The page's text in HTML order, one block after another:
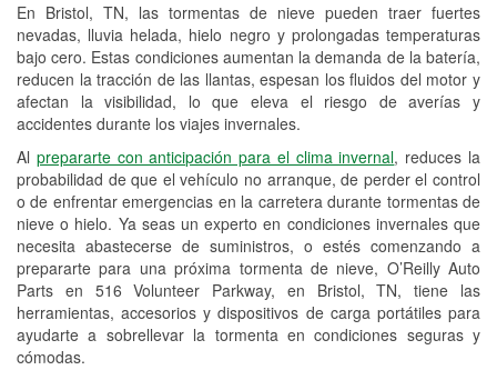
En Bristol, TN, las tormentas de nieve pueden traer fuertes
nevadas, lluvia helada, hielo negro y prolongadas temperaturas
bajo cero. Estas condiciones aumentan la demanda de la batería,
reducen la tracción de las llantas, espesan los fluidos del motor y
afectan la visibilidad, lo que eleva el riesgo de averías y
accidentes durante los viajes invernales.
Al prepararte con anticipación para el clima invernal, reduces la
probabilidad de que el vehículo no arranque, de perder el control
o de enfrentar emergencias en la carretera durante tormentas de
nieve o hielo. Ya seas un experto en condiciones invernales que
necesita abastecerse de suministros, o estés comenzando a
prepararte para una próxima tormenta de nieve, O’Reilly Auto
Parts en 516 Volunteer Parkway, en Bristol, TN, tiene las
herramientas, accesorios y dispositivos de carga portátiles para
ayudarte a sobrellevar la tormenta en condiciones seguras y
cómodas.
Programa de Préstamo de
Herramientas
Mezcla de pinturas
Rectificación de tambores y discos de
freno
Mangueras hidráulicas a la medida
Hurricane Supplies
Snowstorm Supplies
Conoce más